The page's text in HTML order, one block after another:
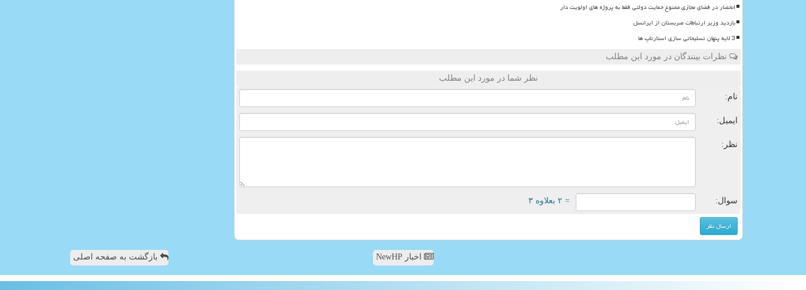
انحصار در فضای مجازی ممنوع حمایت دولتی فقط به پروژه های اولویت دار
بازدید وزیر ارتباطات صربستان از ایرانسل
3 لایه پنهان تسلیحاتی سازی استارتاپ ها
نظرات بینندگان در مورد این مطلب
نظر شما در مورد این مطلب
نام:
ایمیل:
نظر:
سوال: = ۲ بعلاوه ۳
اخبار NewHP بازگشت به صفحه اصلی